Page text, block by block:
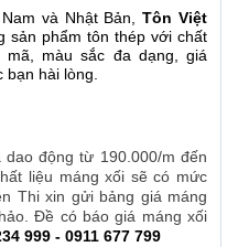
và Nhật Bản,Tôn Việt
sản phẩm tôn thép với chất
màu sắc đa dạng, giá
hài lòng.
dao động từ 190.000/m đến
liệu máng xối sẽ có mức
Thi xin gửi bảng giá máng
Đề có báo giá máng xối
999 - 0911 677 799